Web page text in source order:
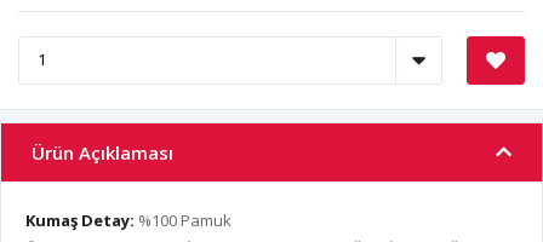
Ürün Açıklaması
Kumaş Detay: %100 Pamuk